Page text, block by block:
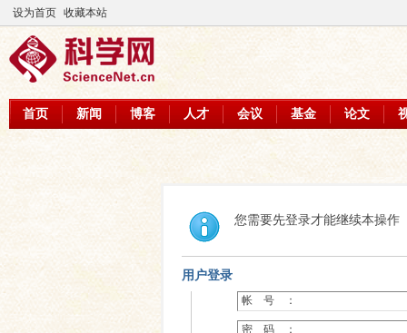
设为首页 收藏本站
首页 新闻 博客 人才 会议 基金 论文
您需要先登录才能继续本操作
用户登录
帐 号 ：
密 码 ：